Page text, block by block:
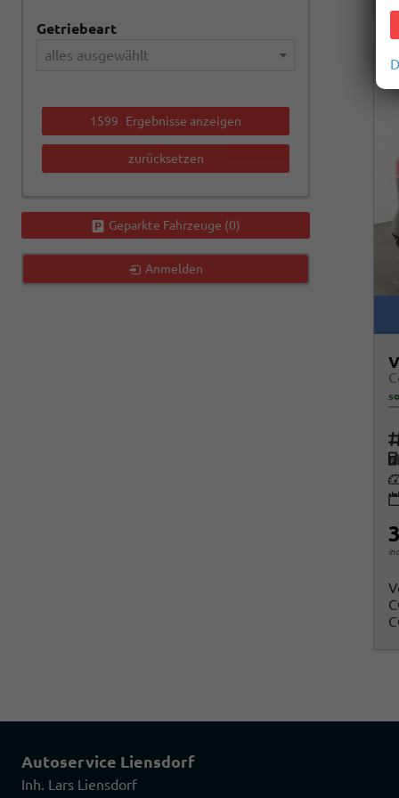
Getriebeart
alles ausgewählt
1599 Ergebnisse anzeigen
zurücksetzen
Geparkte Fahrzeuge (0)
Anmelden
Autoservice Liensdorf
Inh. Lars Liensdorf